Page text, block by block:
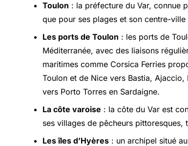
Toulon : la préfecture du Var, connue
que pour ses plages et son centre-ville
Les ports de Toulon : les ports de
Méditerranée, avec des liaisons
maritimes comme Corsica Ferries
Toulon et de Nice vers Bastia, Ajaccio,
vers Porto Torres en Sardaigne.
La côte varoise : la côte du Var est
ses villages de pêcheurs pittoresques,
Les îles d’Hyères : un archipel situé